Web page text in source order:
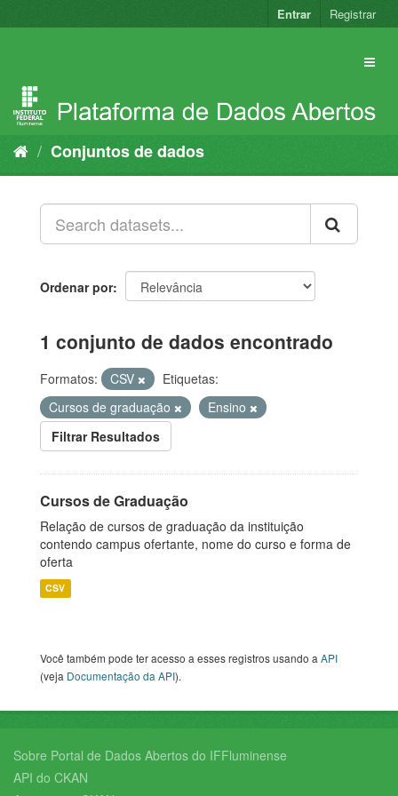
para
Entrar Registrar
Conjuntos de dados
Ordenar por
1 conjunto de dados encontrado
Formatos: CSV
Etiquetas:
Cursos de graduação
Ensino
Filtrar Resultados
Cursos de Graduação
Relação de cursos de graduação da instituição
contendo campus ofertante, nome do curso e forma de
oferta
CSV
Você também pode ter acesso a esses registros usando aAPI
(veja Documentação da API).
Sobre Portal de Dados Abertos do IFFluminense
API do CKAN